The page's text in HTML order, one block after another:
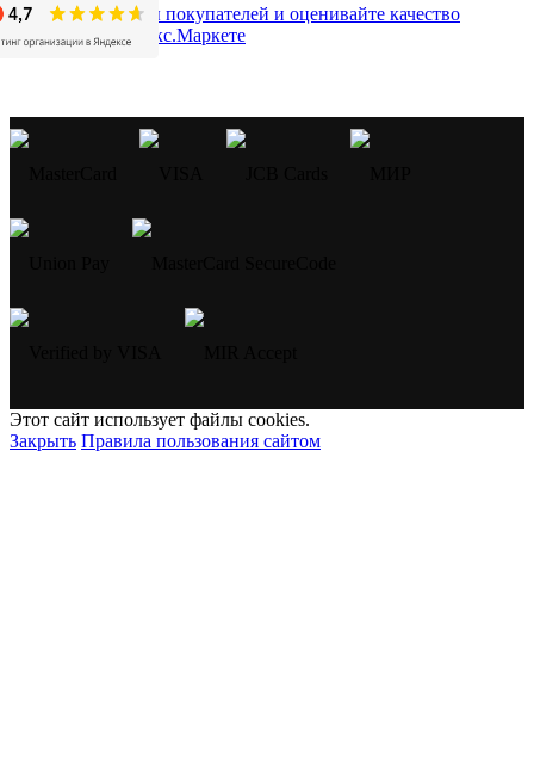
Этот сайт использует файлы cookies.
Закрыть Правила пользования сайтом